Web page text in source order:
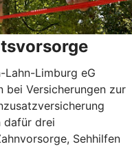
Lahn-Limburg eG
bei Versicherungen zur
dafür drei
Sehhilfen